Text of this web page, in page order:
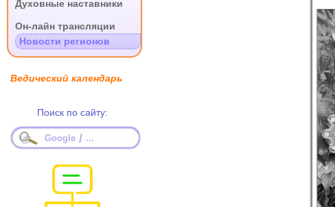
Духовные наставники
Он-лайн трансляции
Новости регионов
Ведический календарь
Поиск по сайту:
Google / ...